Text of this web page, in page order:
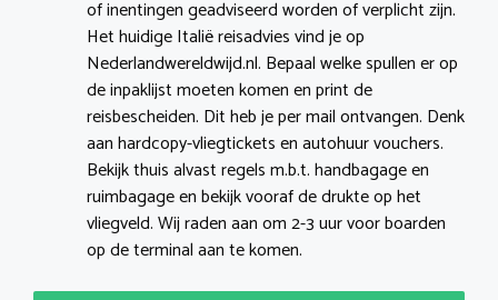
of inentingen geadviseerd worden of verplicht zijn.
Het huidige Italië reisadvies vind je op
Nederlandwereldwijd.nl. Bepaal welke spullen er op
de inpaklijst moeten komen en print de
reisbescheiden. Dit heb je per mail ontvangen. Denk
aan hardcopy-vliegtickets en autohuur vouchers.
Bekijk thuis alvast regels m.b.t. handbagage en
ruimbagage en bekijk vooraf de drukte op het
vliegveld. Wij raden aan om 2-3 uur voor boarden
op de terminal aan te komen.